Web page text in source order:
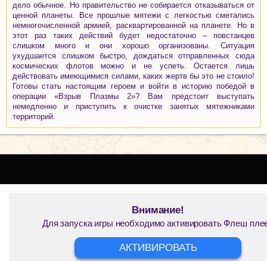
дело обычное. Но правительство не собирается отказываться от
ценной планеты. Все прошлые мятежи с легкостью сметались
немногочисленной армией, расквартированной на планете. Но в
этот раз таких действий будет недостаточно – повстанцев
слишком много и они хорошо организованы. Ситуация
ухудшается слишком быстро, дождаться отправленных сюда
космических флотов можно и не успеть. Остается лишь
действовать имеющимися силами, каких жертв бы это не стоило!
Готовы стать настоящим героем и войти в историю победой в
операции «Взрыв Плазмы 2»? Вам предстоит выступать
немедленно и приступить к очистке занятых мятежниками
территорий.
Внимание!
Для запуска игры необходимо активировать Флеш
АКТИВИРОВАТЬ